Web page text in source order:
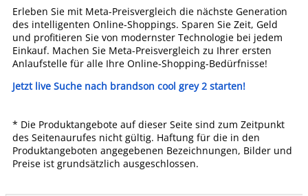
Erleben Sie mit Meta-Preisvergleich die nächste Generation
des intelligenten Online-Shoppings. Sparen Sie Zeit, Geld
und profitieren Sie von modernster Technologie bei jedem
Einkauf. Machen Sie Meta-Preisvergleich zu Ihrer ersten
Anlaufstelle für alle Ihre Online-Shopping-Bedürfnisse!
Jetzt live Suche nach brandson cool grey 2 starten!
* Die Produktangebote auf dieser Seite sind zum Zeitpunkt
des Seitenaurufes nicht gültig. Haftung für die in den
Produktangeboten angegebenen Bezeichnungen, Bilder und
Preise ist grundsätzlich ausgeschlossen.